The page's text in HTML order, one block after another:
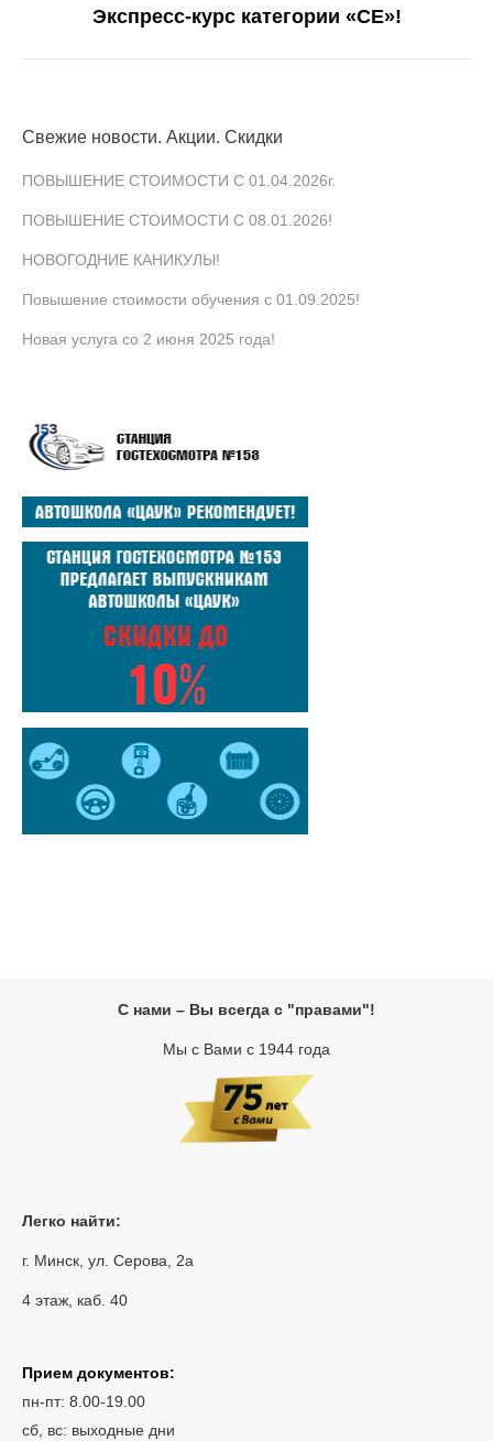
Следующая
Экспресс-курс категории «СЕ»!
Свежие новости. Акции. Скидки
ПОВЫШЕНИЕ СТОИМОСТИ С 01.04.2026г.
ПОВЫШЕНИЕ СТОИМОСТИ С 08.01.2026!
НОВОГОДНИЕ КАНИКУЛЫ!
Повышение стоимости обучения с 01.09.2025!
Новая услуга со 2 июня 2025 года!
С нами – Вы всегда с "правами"!
Мы с Вами с 1944 года
Легко найти:
г. Минск, ул. Серова, 2а
4 этаж, каб. 40
Прием документов:
пн-пт: 8.00-19.00
сб, вс: выходные дни